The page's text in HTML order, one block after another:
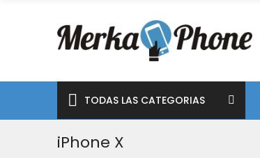
TODAS LAS CATEGORIAS
iPhone X